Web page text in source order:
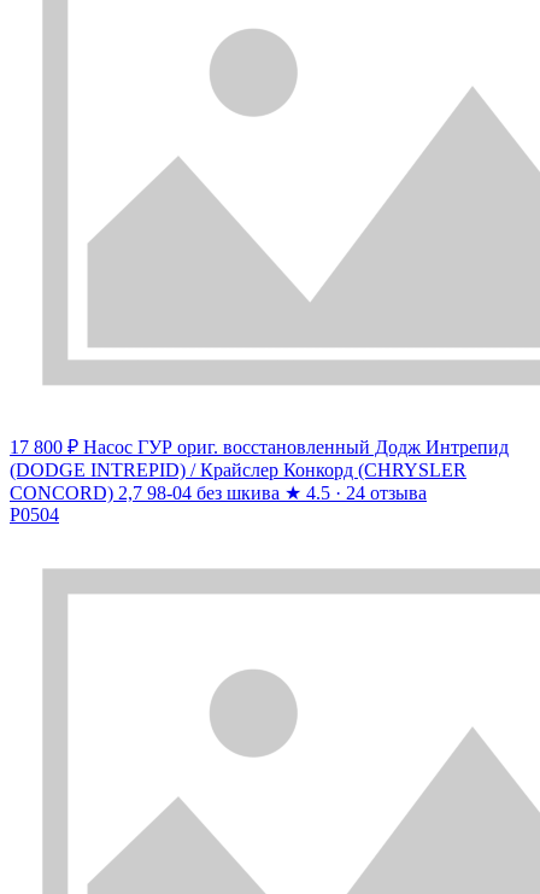
17 800 ₽ Насос ГУР ориг. восстановленный Додж Интрепид
(DODGE INTREPID) / Крайслер Конкорд (CHRYSLER
CONCORD) 2,7 98-04 без шкива ★ 4.5 · 24 отзыва
P0504